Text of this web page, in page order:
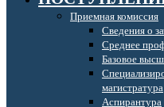
Приемная комиссия
Сведения о
Среднее
Базовое
магистратура
Аспирантура